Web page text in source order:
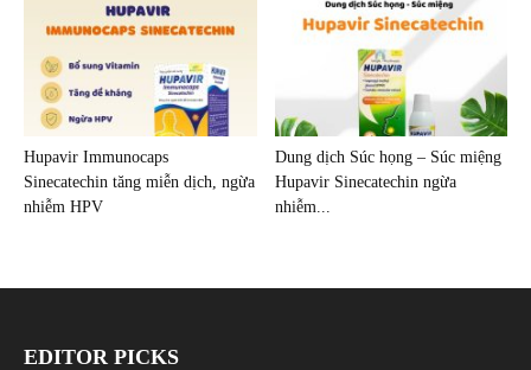
Hupavir Immunocaps
Sinecatechin tăng miễn dịch, ngừa
nhiễm HPV
Dung dịch Súc họng – Súc miệng
Hupavir Sinecatechin ngừa
nhiễm...
EDITOR PICKS